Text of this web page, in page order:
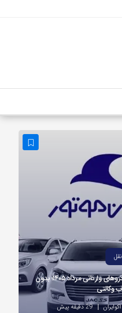
فروش فوری خودروهای وارداتی مرداد ۱۴۰۵؛ بدون
وکالتی
29 دقیقه پیش